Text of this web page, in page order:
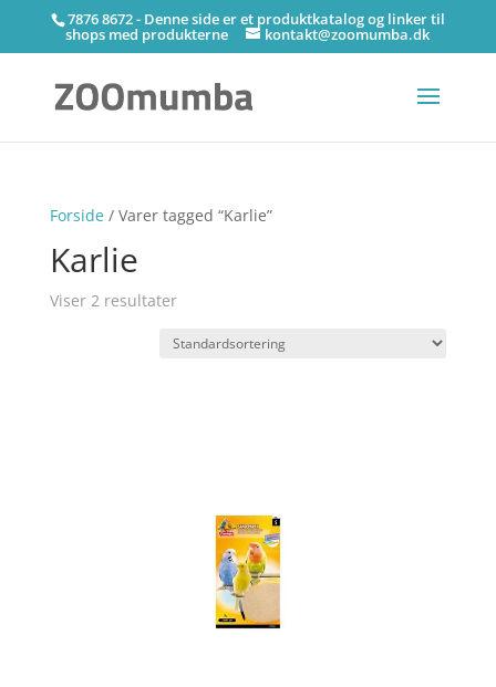
7876 8672 - Denne side er et produktkatalog og linker til
shops med produkterne kontakt@zoomumba.dk
Forside/ Varer tagged “Karlie”
Karlie
Viser 2 resultater